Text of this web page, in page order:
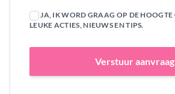
JA, IK WORD GRAAG OP DE HOOGTE GEHOUDEN VAN
LEUKE ACTIES, NIEUWS EN TIPS.
Verstuur aanvraag